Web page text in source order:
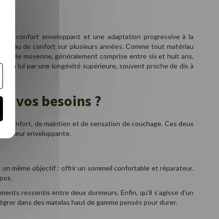
un confort enveloppant et une adaptation progressive à la
de confort sur plusieurs années. Comme tout matériau
vie moyenne, généralement comprise entre six et huit ans,
à lui par une longévité supérieure, souvent proche de dix à
vos besoins ?
confort, de maintien et de sensation de couchage. Ces deux
enveloppante.
même objectif : offrir un sommeil confortable et réparateur.
ressentis entre deux dormeurs. Enfin, qu’il s’agisse d’un
dans des matelas haut de gamme pensés pour durer.